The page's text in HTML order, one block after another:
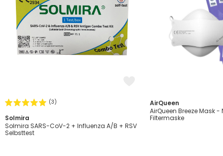
(3)
Solmira
Solmira SARS-CoV-2 + Influenza A/B + RSV
Selbsttest
AirQueen
AirQueen Breeze Mask
Filtermaske